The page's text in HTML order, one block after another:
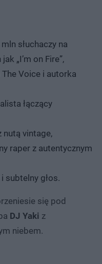
słuchaczy na
„I’m on Fire”,
Voice i autorka
łączący
nutą vintage,
raper z autentycznym
subtelny głos.
się pod
DJ Yaki z
niebem.